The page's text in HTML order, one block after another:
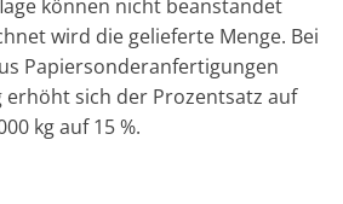
können nicht beanstandet
wird die gelieferte Menge. Bei
Papiersonderanfertigungen
erhöht sich der Prozentsatz auf
kg auf 15 %.